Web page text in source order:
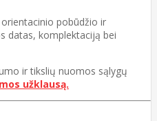
pobūdžio ir
datas, komplektaciją bei
ir tikslių nuomos sąlygų
užklausą.